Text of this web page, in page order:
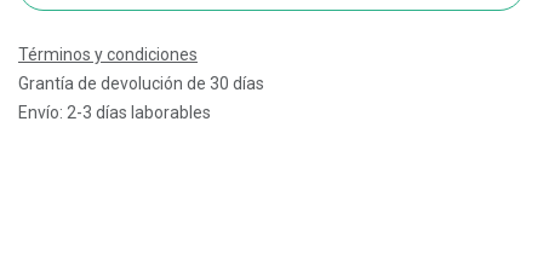
Términos y condiciones
Grantía de devolución de 30 días
Envío: 2-3 días laborables